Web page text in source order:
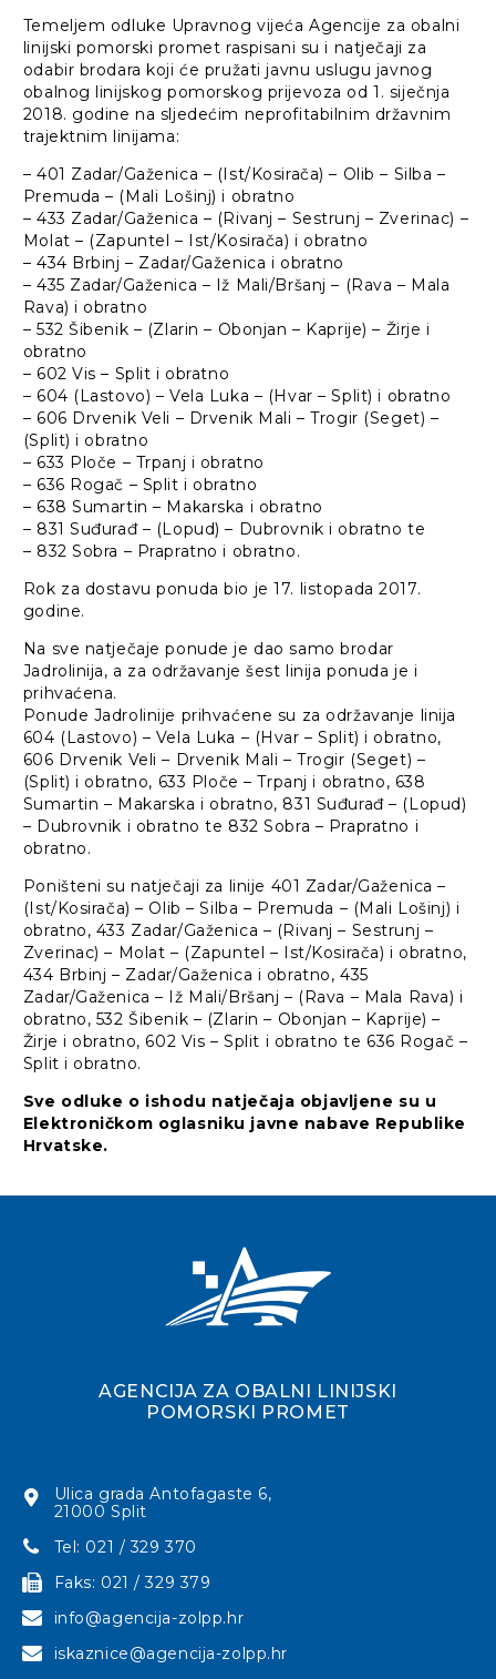
Temeljem odluke Upravnog vijeća Agencije za obalni
linijski pomorski promet raspisani su i natječaji za
odabir brodara koji će pružati javnu uslugu javnog
obalnog linijskog pomorskog prijevoza od 1. siječnja
2018. godine na sljedećim neprofitabilnim državnim
trajektnim linijama:
– 401 Zadar/Gaženica – (Ist/Kosirača) – Olib – Silba –
Premuda – (Mali Lošinj) i obratno
– 433 Zadar/Gaženica – (Rivanj – Sestrunj – Zverinac) –
Molat – (Zapuntel – Ist/Kosirača) i obratno
– 434 Brbinj – Zadar/Gaženica i obratno
– 435 Zadar/Gaženica – Iž Mali/Bršanj – (Rava – Mala
Rava) i obratno
– 532 Šibenik – (Zlarin – Obonjan – Kaprije) – Žirje i
obratno
– 602 Vis – Split i obratno
– 604 (Lastovo) – Vela Luka – (Hvar – Split) i obratno
– 606 Drvenik Veli – Drvenik Mali – Trogir (Seget) –
(Split) i obratno
– 633 Ploče – Trpanj i obratno
– 636 Rogač – Split i obratno
– 638 Sumartin – Makarska i obratno
– 831 Suđurađ – (Lopud) – Dubrovnik i obratno te
– 832 Sobra – Prapratno i obratno.
Rok za dostavu ponuda bio je 17. listopada 2017.
godine.
Na sve natječaje ponude je dao samo brodar
Jadrolinija, a za održavanje šest linija ponuda je i
prihvaćena.
Ponude Jadrolinije prihvaćene su za održavanje linija
604 (Lastovo) – Vela Luka – (Hvar – Split) i obratno,
606 Drvenik Veli – Drvenik Mali – Trogir (Seget) –
(Split) i obratno, 633 Ploče – Trpanj i obratno, 638
Sumartin – Makarska i obratno, 831 Suđurađ – (Lopud)
– Dubrovnik i obratno te 832 Sobra – Prapratno i
obratno.
Poništeni su natječaji za linije 401 Zadar/Gaženica –
(Ist/Kosirača) – Olib – Silba – Premuda – (Mali Lošinj) i
obratno, 433 Zadar/Gaženica – (Rivanj – Sestrunj –
Zverinac) – Molat – (Zapuntel – Ist/Kosirača) i obratno,
434 Brbinj – Zadar/Gaženica i obratno, 435
Zadar/Gaženica – Iž Mali/Bršanj – (Rava – Mala Rava) i
obratno, 532 Šibenik – (Zlarin – Obonjan – Kaprije) –
Žirje i obratno, 602 Vis – Split i obratno te 636 Rogač –
Split i obratno.
Sve odluke o ishodu natječaja objavljene su u
Elektroničkom oglasniku javne nabave Republike
Hrvatske.
AGENCIJA ZA OBALNI LINIJSKI
POMORSKI PROMET
Ulica grada Antofagaste 6,
21000 Split
Tel: 021 / 329 370
Faks: 021 / 329 379
info@agencija-zolpp.hr
iskaznice@agencija-zolpp.hr